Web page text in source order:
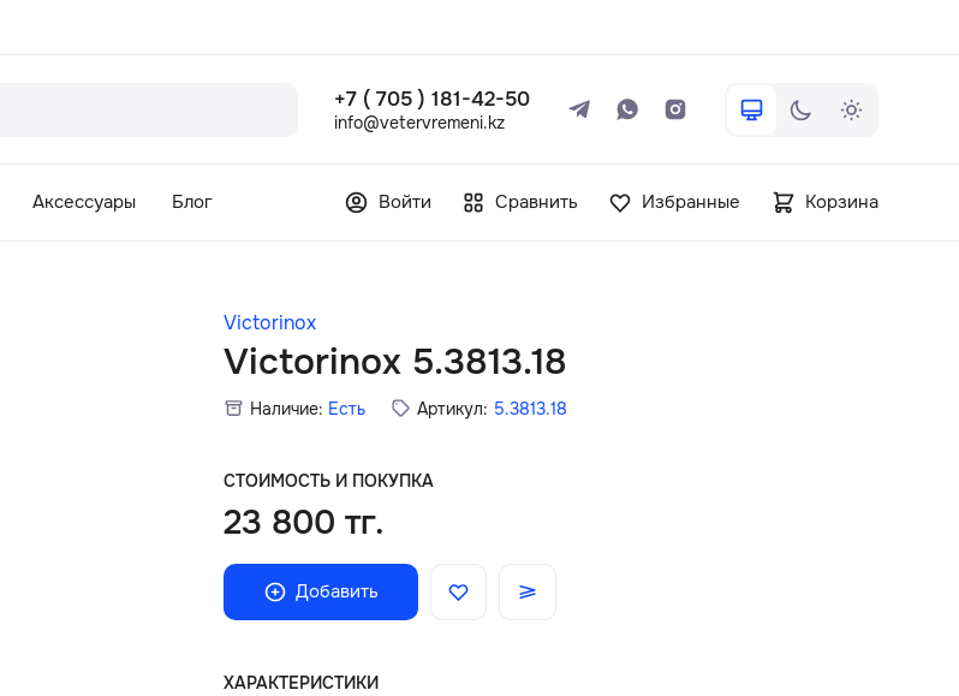
+7 ( 705 ) 181-42-50
info@vetervremeni.kz
Аксессуары Блог Войти Сравнить Избранные Корзина
Victorinox
Victorinox 5.3813.18
Наличие: Есть Артикул: 5.3813.18
СТОИМОСТЬ И ПОКУПКА
23 800 тг.
Добавить
ХАРАКТЕРИСТИКИ
+7 ( 705 ) 181-42-50